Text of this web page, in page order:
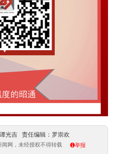
光吉 责任编辑：罗崇欢
网，未经授权不得转载 举报